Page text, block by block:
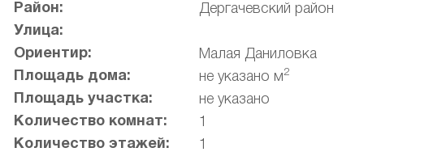
Район: Дергачевский район
Улица:
Ориентир:
Малая Даниловка
Площадь дома: не указано м2
Площадь участка: не указано
Количество комнат: 1
Количество этажей: 1